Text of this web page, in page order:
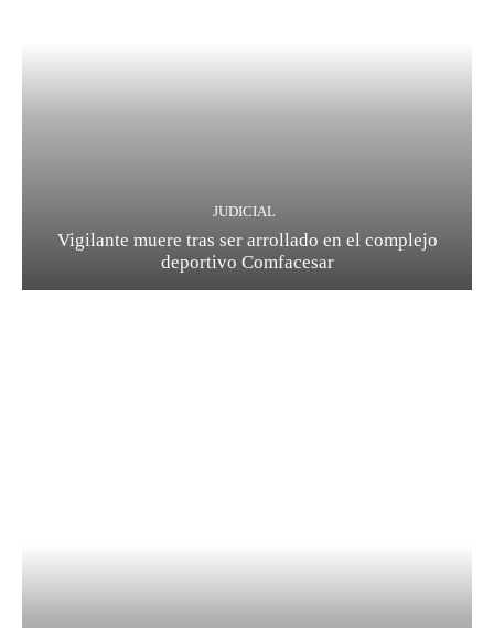
JUDICIAL
Vigilante muere tras ser arrollado en el complejo
deportivo Comfacesar